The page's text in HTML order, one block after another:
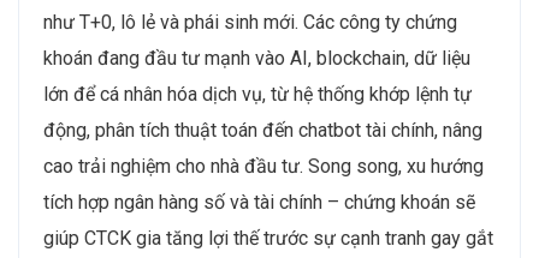
như T+0, lô lẻ và phái sinh mới. Các công ty chứng
khoán đang đầu tư mạnh vào AI, blockchain, dữ liệu
lớn để cá nhân hóa dịch vụ, từ hệ thống khớp lệnh tự
động, phân tích thuật toán đến chatbot tài chính, nâng
cao trải nghiệm cho nhà đầu tư. Song song, xu hướng
tích hợp ngân hàng số và tài chính – chứng khoán sẽ
giúp CTCK gia tăng lợi thế trước sự cạnh tranh gay gắt